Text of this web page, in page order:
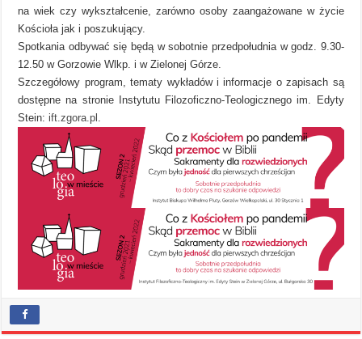
na wiek czy wykształcenie, zarówno osoby zaangażowane w życie
Kościoła jak i poszukujący.
Spotkania odbywać się będą w sobotnie przedpołudnia w godz. 9.30-
12.50 w Gorzowie Wlkp. i w Zielonej Górze.
Szczegółowy program, tematy wykładów i informacje o zapisach są
dostępne na stronie Instytutu Filozoficzno-Teologicznego im. Edyty
Stein:ift.zgora.pl